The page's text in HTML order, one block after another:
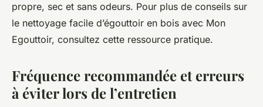
propre, sec et sans odeurs. Pour plus de conseils sur
le nettoyage facile d’égouttoir en bois avec Mon
Egouttoir, consultez cette ressource pratique.
Fréquence recommandée et erreurs
à éviter lors de l’entretien